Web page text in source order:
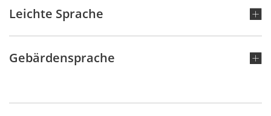
Leichte Sprache
Gebärdensprache